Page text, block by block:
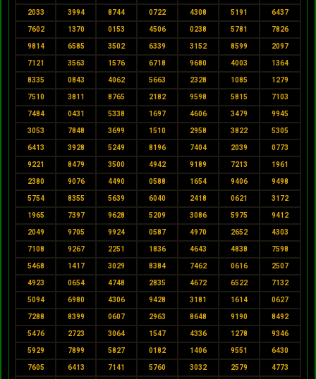
2033 3994 8744 0722 4308 5191 6437
7602 1370 0153 4506 0238 5781 7826
9814 6585 3502 6339 3152 8599 2097
7121 3563 1576 6718 9680 4003 1364
8335 0843 4062 5663 2328 1085 1279
7510 3811 8765 2182 9598 5815 7103
7484 0431 5338 1697 4606 3479 9945
3053 7848 3699 1510 2958 3822 5305
6413 3928 5249 8196 7404 2039 0773
9221 8479 3500 4942 9189 7213 1961
2380 9076 4490 0588 1654 9406 9498
5754 8355 5639 6040 2418 0621 3172
1965 7397 9628 5209 3086 5975 9412
2049 9705 9924 0587 4970 2652 4303
7108 9267 2251 1836 4643 4838 7598
5468 1417 3029 8384 7462 0616 2507
4923 0654 4748 2835 4672 6522 7132
5094 6980 4306 9428 3181 1614 0627
7288 8399 0607 2963 8648 9190 8492
5476 2723 3064 1547 4336 1278 9346
5929 7899 5827 0182 1406 9551 6430
7605 6413 7141 5760 3032 2579 4773